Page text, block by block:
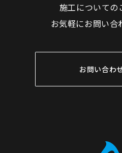
施工についての
お気軽にお問い合
お問い合わ